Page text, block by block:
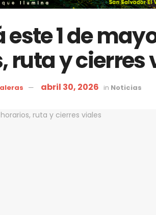
1 de
ruta y cierres
abril 30, 2026 in Noticias